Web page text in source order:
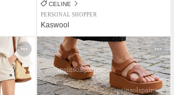
CELINE
PERSONAL SHOPPER
Kaswool